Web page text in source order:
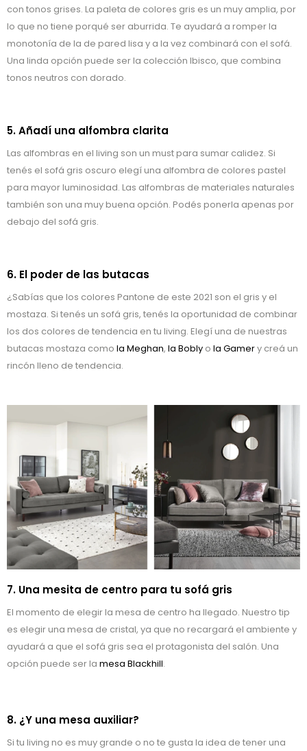
con tonos grises. La paleta de colores gris es un muy amplia, por
lo que no tiene porqué ser aburrida. Te ayudará a romper la
monotonía de la de pared lisa y a la vez combinará con el sofá.
Una linda opción puede ser la colección Ibisco, que combina
tonos neutros con dorado.
5. Añadí una alfombra clarita
Las alfombras en el living son un must para sumar calidez. Si
tenés el sofá gris oscuro elegí una alfombra de colores pastel
para mayor luminosidad. Las alfombras de materiales naturales
también son una muy buena opción. Podés ponerla apenas por
debajo del sofá gris.
6. El poder de las butacas
¿Sabías que los colores Pantone de este 2021 son el gris y el
mostaza. Si tenés un sofá gris, tenés la oportunidad de combinar
los dos colores de tendencia en tu living. Elegí una de nuestras
butacas mostaza como la Meghan, la Bobly o la Gamery creá un
rincón lleno de tendencia.
7. Una mesita de centro para tu sofá gris
El momento de elegir la mesa de centro ha llegado. Nuestro tip
es elegir una mesa de cristal, ya que no recargará el ambiente y
ayudará a que el sofá gris sea el protagonista del salón. Una
opción puede ser la mesa Blackhill.
8. ¿Y una mesa auxiliar?
Si tu living no es muy grande o no te gusta la idea de tener una